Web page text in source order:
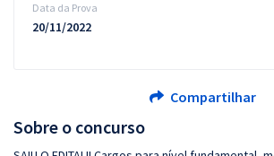
Sobre o concurso
Data da Prova
20/11/2022
Compartilhar